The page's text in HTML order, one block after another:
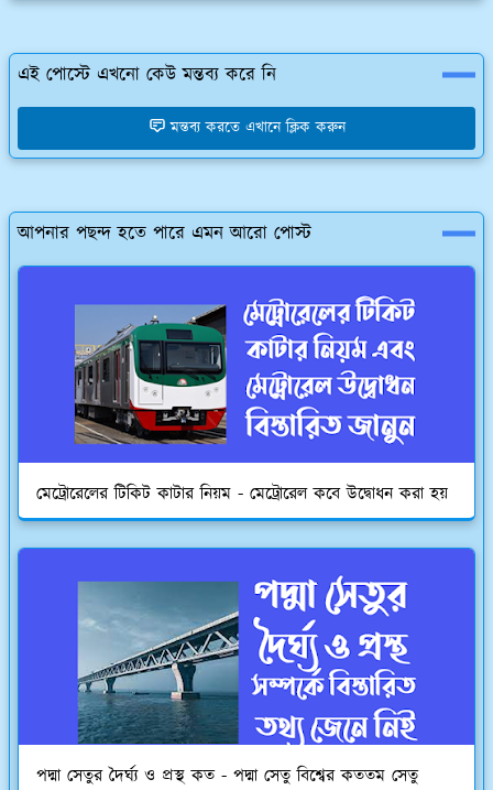
এই পোস্টে এখনো কেউ মন্তব্য করে নি
মন্তব্য করতে এখানে ক্লিক করুন
আপনার পছন্দ হতে পারে এমন আরো পোস্ট
মেট্রোরেলের টিকিট কাটার নিয়ম - মেট্রোরেল কবে উদ্বোধন করা হয়
পদ্মা সেতুর দৈর্ঘ্য ও প্রস্থ কত - পদ্মা সেতু বিশ্বের কততম সেতু